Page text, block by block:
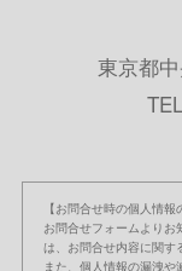
東京都
【お問合せ時の個人情報
お問合せフォームよりお
は、お問合せ内容に関す
また、個人情報の漏洩